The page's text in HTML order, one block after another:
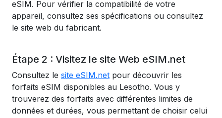
eSIM. Pour vérifier la compatibilité de votre
appareil, consultez ses spécifications ou consultez
le site web du fabricant.
Étape 2 : Visitez le site Web eSIM.net
Consultez le site eSIM.net pour découvrir les
forfaits eSIM disponibles au Lesotho. Vous y
trouverez des forfaits avec différentes limites de
données et durées, vous permettant de choisir celui